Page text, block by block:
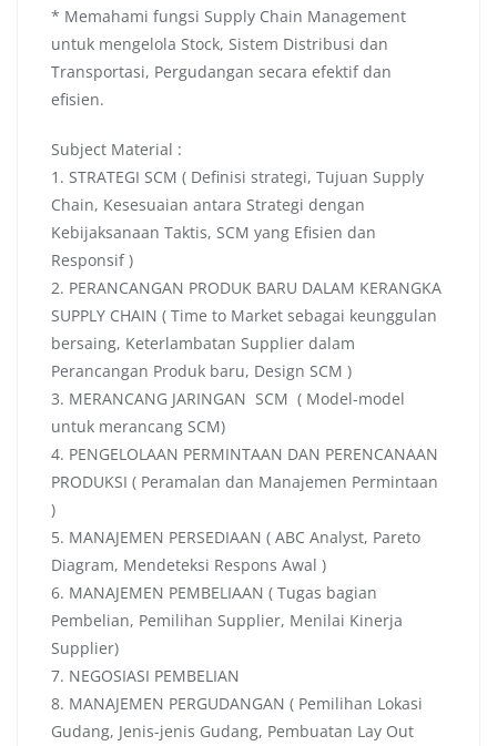
* Memahami fungsi Supply Chain Management
untuk mengelola Stock, Sistem Distribusi dan
Transportasi, Pergudangan secara efektif dan
efisien.
Subject Material :
1. STRATEGI SCM ( Definisi strategi, Tujuan Supply
Chain, Kesesuaian antara Strategi dengan
Kebijaksanaan Taktis, SCM yang Efisien dan
Responsif )
2. PERANCANGAN PRODUK BARU DALAM KERANGKA
SUPPLY CHAIN ( Time to Market sebagai keunggulan
bersaing, Keterlambatan Supplier dalam
Perancangan Produk baru, Design SCM )
3. MERANCANG JARINGAN SCM ( Model-model
untuk merancang SCM)
4. PENGELOLAAN PERMINTAAN DAN PERENCANAAN
PRODUKSI ( Peramalan dan Manajemen Permintaan
)
5. MANAJEMEN PERSEDIAAN ( ABC Analyst, Pareto
Diagram, Mendeteksi Respons Awal )
6. MANAJEMEN PEMBELIAAN ( Tugas bagian
Pembelian, Pemilihan Supplier, Menilai Kinerja
Supplier)
7. NEGOSIASI PEMBELIAN
8. MANAJEMEN PERGUDANGAN ( Pemilihan Lokasi
Gudang, Jenis-jenis Gudang, Pembuatan Lay Out